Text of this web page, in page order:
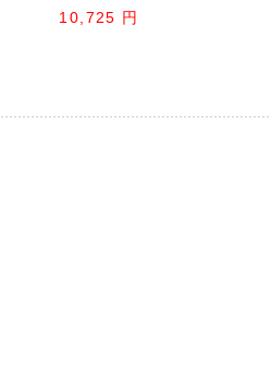
10,725 円